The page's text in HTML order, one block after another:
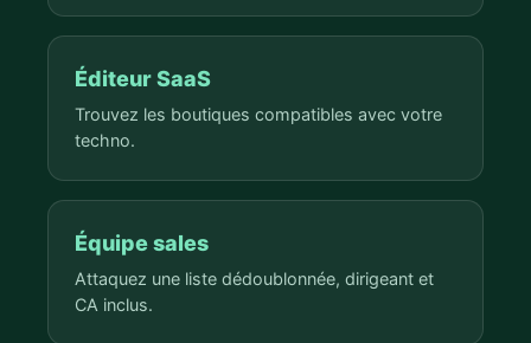
Éditeur SaaS
Trouvez les boutiques compatibles avec votre
techno.
Équipe sales
Attaquez une liste dédoublonnée, dirigeant et
CA inclus.